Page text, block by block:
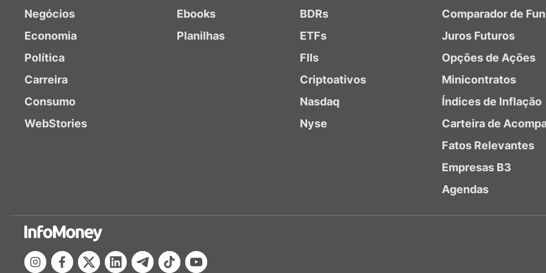
Negócios
Economia
Política
Carreira
Consumo
WebStories
Ebooks
Planilhas
BDRs
ETFs
FIIs
Criptoativos
Nasdaq
Nyse
Comparador de
Juros Futuros
Opções de Ações
Minicontratos
Índices de Inflação
Carteira de
Fatos Relevantes
Empresas B3
Agendas